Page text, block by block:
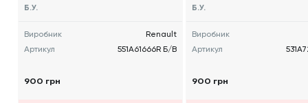
NISSAN NV300) 2014 -, 551A61666
Б.У.
Виробник
Renault
Артикул
551A61666R Б/В
900 грн
SSAN NV300) 2014 -,
Б.У.
Виробник
Артикул
900 грн